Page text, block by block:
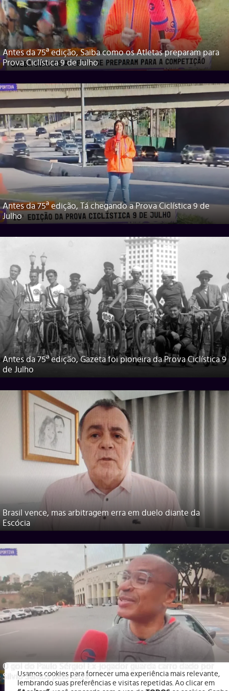
Antes da 75ª edição, Saiba como os Atletas preparam para
Prova Ciclística 9 de Julho
Antes da 75ª edição, Tá chegando a Prova Ciclística 9 de
Julho
Antes da 75ª edição, Gazeta foi pioneira da Prova Ciclística 9
de Julho
Brasil vence, mas arbitragem erra em duelo diante da
Escócia
O gol do Paulo Sérgio! Ex-jogador guarda carro dado por
Silvio Santos pelo tetra
Usamos cookies para fornecer uma experiência mais relevante,
lembrando suas preferências e visitas repetidas. Ao clicar em